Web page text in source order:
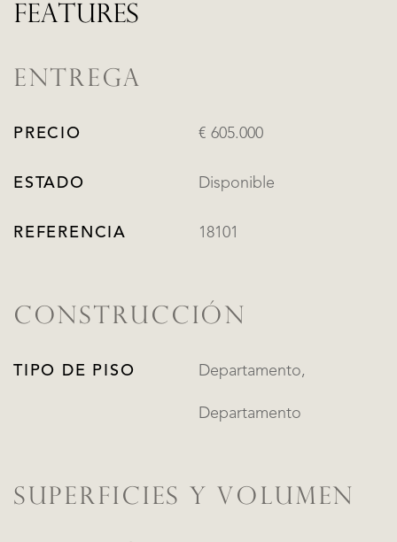
FEATURES
ENTREGA
PRECIO € 605.000
ESTADO Disponible
REFERENCIA 18101
CONSTRUCCIÓN
TIPO DE PISO Departamento,
Departamento
SUPERFICIES Y VOLUMEN